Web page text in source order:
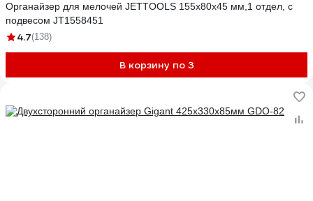
Органайзер для мелочей JETTOOLS 155x80x45 мм,1 отдел, с
подвесом JT1558451
4.7(138)
В корзину по 3